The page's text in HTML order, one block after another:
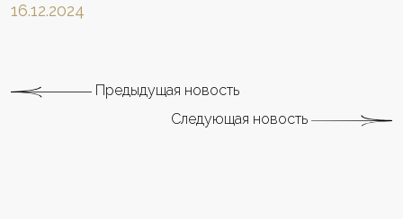
16.12.2024
Предыдущая новость
Следующая новость